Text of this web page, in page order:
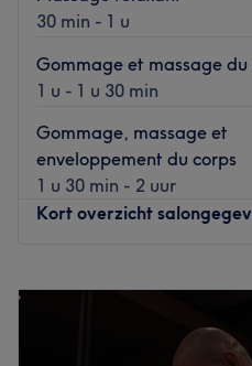
30 min - 1 u
Gommage et massage du
1 u - 1 u 30 min
Gommage, massage et
enveloppement du corps
1 u 30 min - 2 uur
Kort overzicht